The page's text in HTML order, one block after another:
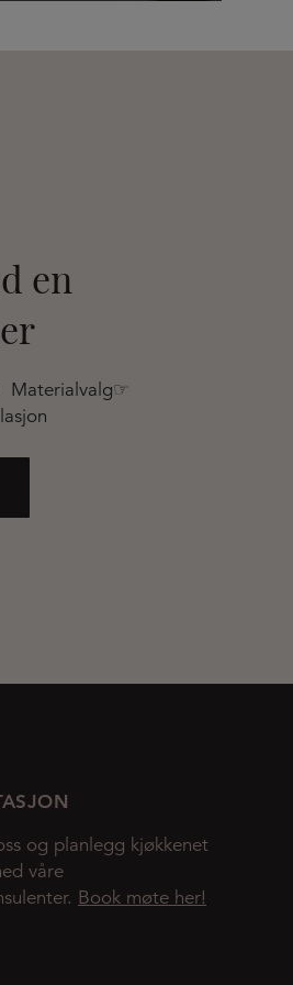
en
Materialvalg☞
og planlegg kjøkkenet
våre
Book møte her!